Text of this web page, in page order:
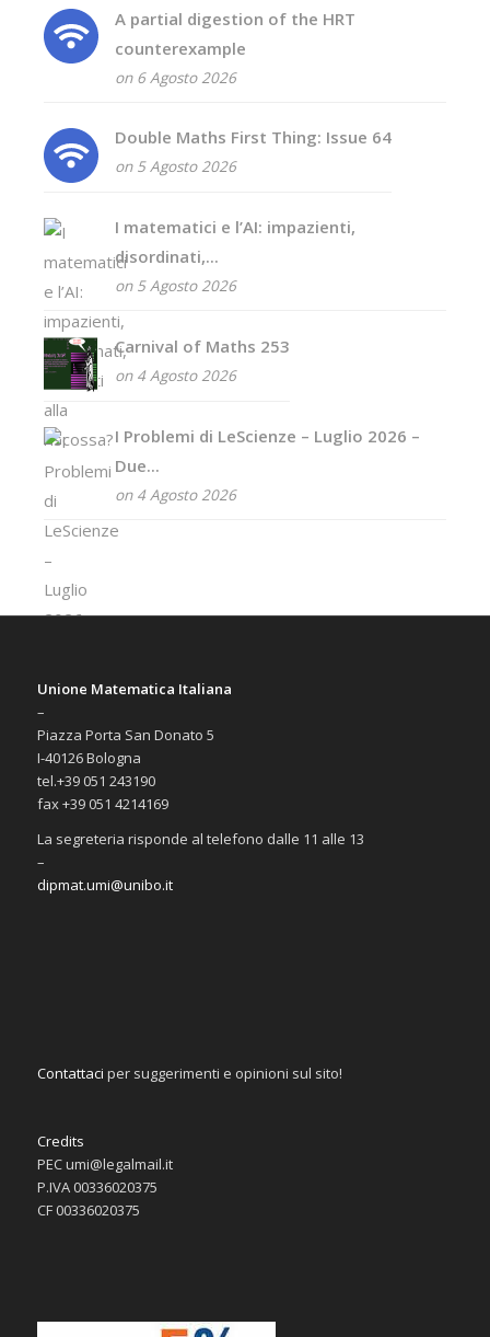
A partial digestion of the HRT
counterexample
on 6 Agosto 2026
Double Maths First Thing: Issue 64
on 5 Agosto 2026
I matematici e l’AI: impazienti,
disordinati,...
on 5 Agosto 2026
Carnival of Maths 253
on 4 Agosto 2026
I Problemi di LeScienze – Luglio 2026 –
Due...
on 4 Agosto 2026
Unione Matematica Italiana
–
Piazza Porta San Donato 5
I-40126 Bologna
tel.+39 051 243190
fax +39 051 4214169
La segreteria risponde al telefono dalle 11 alle 13
–
dipmat.umi@unibo.it
Contattaci per suggerimenti e opinioni sul sito!
Credits
PEC umi@legalmail.it
P.IVA 00336020375
CF 00336020375